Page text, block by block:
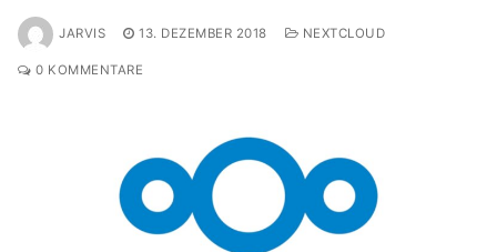
JARVIS 13. DEZEMBER 2018 NEXTCLOUD
0 KOMMENTARE